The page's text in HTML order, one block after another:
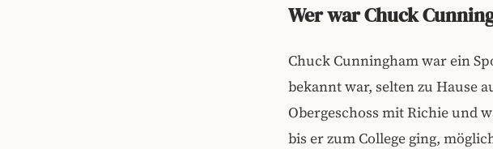
Wer war Chuck
Chuck Cunningham war ein
bekannt war, selten zu Hause
Obergeschoss mit Richie und
bis er zum College ging,